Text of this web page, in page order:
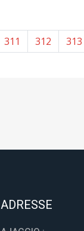
311 312 313
ADRESSE